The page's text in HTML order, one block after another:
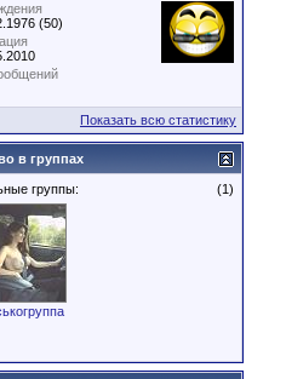
(50)
Показать всю статистику
в группах
(1)
группы: